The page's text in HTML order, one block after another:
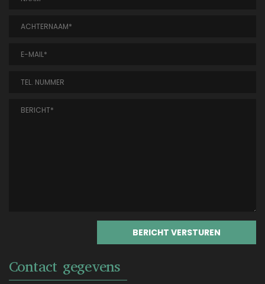
Contact gegevens